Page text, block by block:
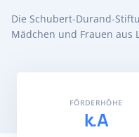
Die Schubert-Durand-
Mädchen und Frauen aus
FÖRDERHÖHE
k.A